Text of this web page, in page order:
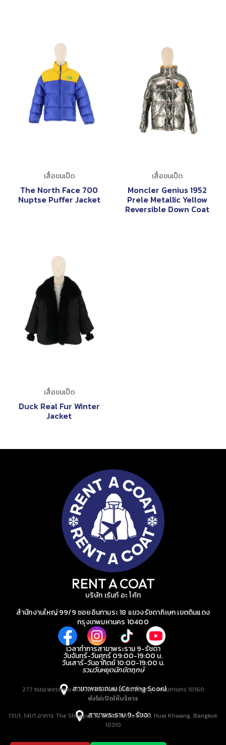
เสื้อขนเป็ด
The North Face 700
Nuptse Puffer Jacket
เสื้อขนเป็ด
Moncler Genius 1952
Prele Metallic Yellow
Reversible Down Coat
เสื้อขนเป็ด
Duck Real Fur Winter
Jacket
RENT A COAT
บริษัท เร้นท์ อะ โค้ท
สำนักงานใหญ่ 99/9 ซอยอินทามระ 18 แขวงรัชดาภิเษก เขตดินแดง
กรุงเทพมหานคร 10400
เวลาทำการสาขาพระราม 9-รัชดา
วันจันทร์-วันศุกร์ 09:00-19:00 น.
วันเสาร์-วันอาทิตย์ 10:00-19:00 น.
รวมวันหยุดนักขัตฤกษ์
สาขาเพชรเกษม (Coming Soon)
277 ถนนเพชรเกษม แขวงบางหว้า เขตภาษีเจริญ กรุงเทพมหานคร 10160
ยังไม่เปิดให้บริการ
สาขาพระราม 9-รัชดา
131/1, 141/1 อาคาร The Shoppes at Belle, Rama IX Rd, Huai Khwang, Bangkok
10310